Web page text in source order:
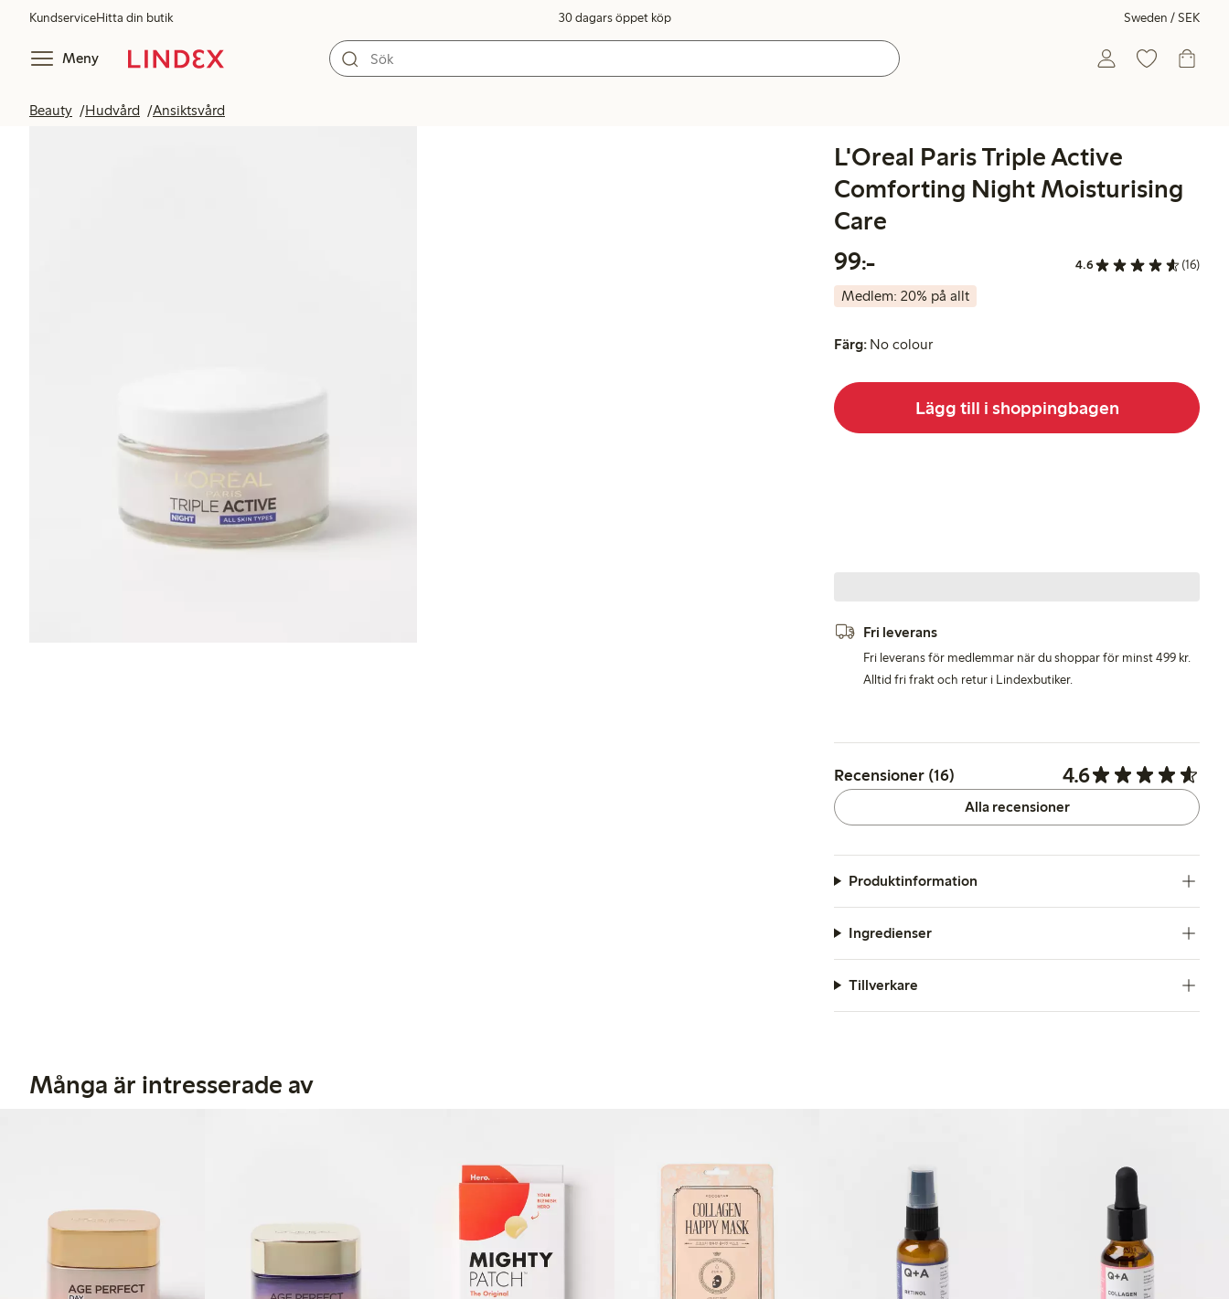
KundserviceHitta din butik 30 dagars öppet köp Sweden / SEK
Meny
Beauty Hudvård Ansiktsvård
L'Oreal Paris Triple Active
Comforting Night Moisturising
Care
99:-
4.6 (16)
Medlem: 20% på allt
Färg: No colour
Lägg till i shoppingbagen
Fri leverans
Fri leverans för medlemmar när du shoppar för minst 499 kr.
Alltid fri frakt och retur i Lindexbutiker.
Recensioner (16) 4.6
Alla recensioner
Produktinformation
Ingredienser
Tillverkare
Många är intresserade av